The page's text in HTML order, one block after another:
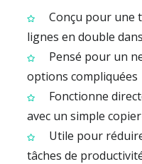
Conçu pour une
lignes en double
Pensé pour un
options compliquées
Fonctionne
avec un simple
Utile pour
tâches de